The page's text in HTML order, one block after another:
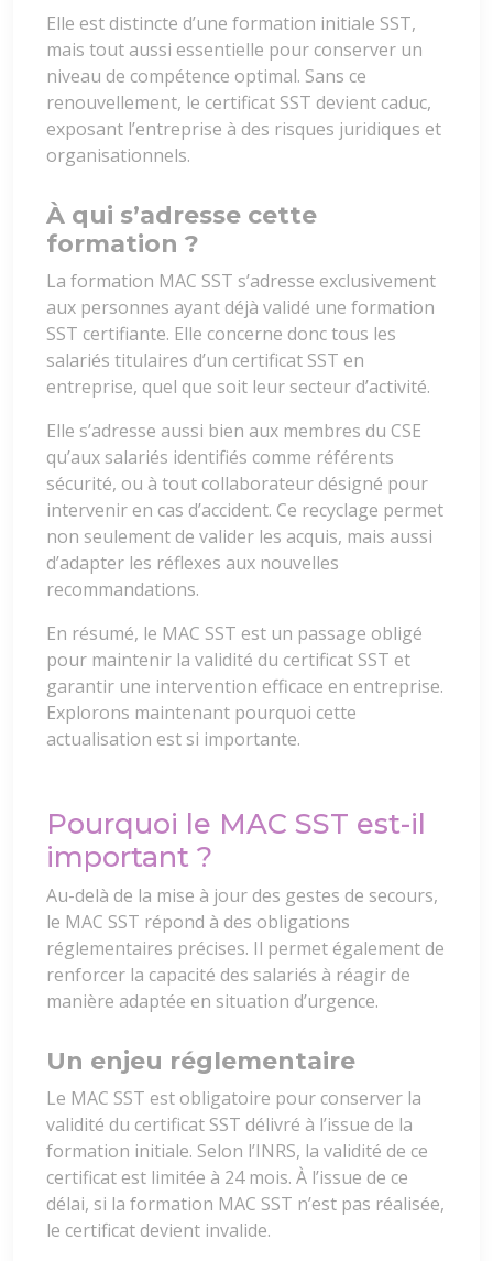
Elle est distincte d’une formation initiale SST,
mais tout aussi essentielle pour conserver un
niveau de compétence optimal. Sans ce
renouvellement, le certificat SST devient caduc,
exposant l’entreprise à des risques juridiques et
organisationnels.
À qui s’adresse cette
formation ?
La formation MAC SST s’adresse exclusivement
aux personnes ayant déjà validé une formation
SST certifiante. Elle concerne donc tous les
salariés titulaires d’un certificat SST en
entreprise, quel que soit leur secteur d’activité.
Elle s’adresse aussi bien aux membres du CSE
qu’aux salariés identifiés comme référents
sécurité, ou à tout collaborateur désigné pour
intervenir en cas d’accident. Ce recyclage permet
non seulement de valider les acquis, mais aussi
d’adapter les réflexes aux nouvelles
recommandations.
En résumé, le MAC SST est un passage obligé
pour maintenir la validité du certificat SST et
garantir une intervention efficace en entreprise.
Explorons maintenant pourquoi cette
actualisation est si importante.
Pourquoi le MAC SST est-il
important ?
Au-delà de la mise à jour des gestes de secours,
le MAC SST répond à des obligations
réglementaires précises. Il permet également de
renforcer la capacité des salariés à réagir de
manière adaptée en situation d’urgence.
Un enjeu réglementaire
Le MAC SST est obligatoire pour conserver la
validité du certificat SST délivré à l’issue de la
formation initiale. Selon l’INRS, la validité de ce
certificat est limitée à 24 mois. À l’issue de ce
délai, si la formation MAC SST n’est pas réalisée,
le certificat devient invalide.